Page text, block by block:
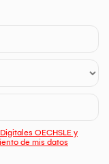
OECHSLE y
de mis datos